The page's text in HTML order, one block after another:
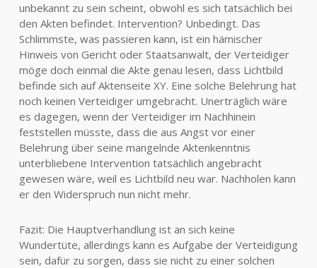
unbekannt zu sein scheint, obwohl es sich tatsächlich bei
den Akten befindet. Intervention? Unbedingt. Das
Schlimmste, was passieren kann, ist ein hämischer
Hinweis von Gericht oder Staatsanwalt, der Verteidiger
möge doch einmal die Akte genau lesen, dass Lichtbild
befinde sich auf Aktenseite XY. Eine solche Belehrung hat
noch keinen Verteidiger umgebracht. Unerträglich wäre
es dagegen, wenn der Verteidiger im Nachhinein
feststellen müsste, dass die aus Angst vor einer
Belehrung über seine mangelnde Aktenkenntnis
unterbliebene Intervention tatsächlich angebracht
gewesen wäre, weil es Lichtbild neu war. Nachholen kann
er den Widerspruch nun nicht mehr.
Fazit: Die Hauptverhandlung ist an sich keine
Wundertüte, allerdings kann es Aufgabe der Verteidigung
sein, dafür zu sorgen, dass sie nicht zu einer solchen